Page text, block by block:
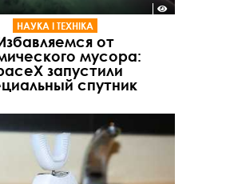
НАУКА І ТЕХНІКА
от
мусора:
запустили
спутник